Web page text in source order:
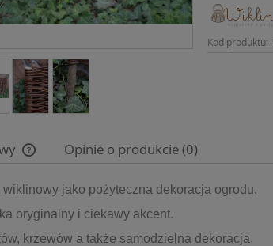
Kod produktu:
Cena nie zawiera ewentualnych kosztów
Opinie o produkcie (0)
wiklinowy jako pożyteczna dekoracja ogrodu.
oryginalny i ciekawy akcent.
krzewów a także samodzielna dekoracja.